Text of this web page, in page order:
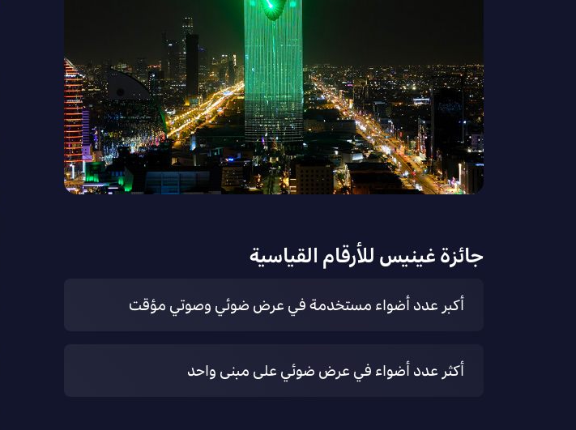
جائزة غينيس للأرقام القياسية
ﺃﻛﺒﺮ ﻋﺪﺩ ﺃﺿﻮﺍء ﻣﺴﺘﺨﺪﻣﺔ ﻓﻲ ﻋﺮﺽ ﺿﻮﺋﻲ ﻭﺻﻮﺗﻲ ﻣﺆﻗﺖ
أكثر عدد أضواء في عرض ضوئي على مبنى واحد